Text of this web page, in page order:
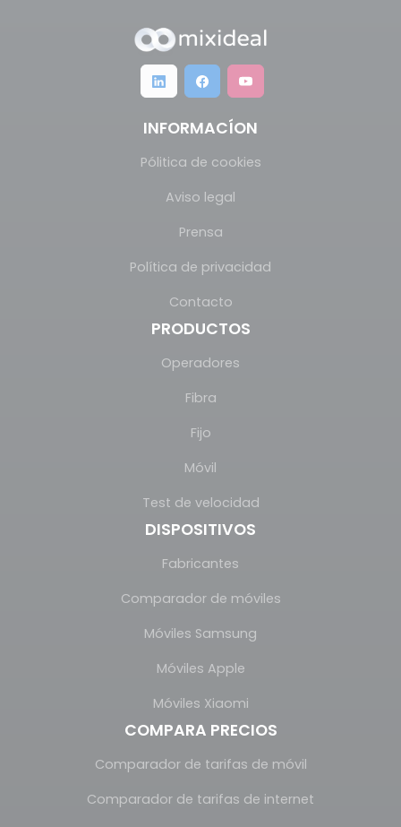
INFORMACÍON
Pólitica de cookies
Aviso legal
Prensa
Política de privacidad
Contacto
PRODUCTOS
Operadores
Fibra
Fijo
Móvil
Test de velocidad
DISPOSITIVOS
Fabricantes
Comparador de móviles
Móviles Samsung
Móviles Apple
Móviles Xiaomi
COMPARA PRECIOS
Comparador de tarifas de móvil
Comparador de tarifas de internet